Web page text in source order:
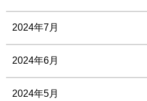
2024年7月
2024年6月
2024年5月